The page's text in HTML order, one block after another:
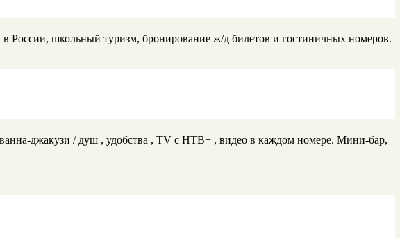
России, школьный туризм, бронирование ж/д билетов и гостиничных номеров.
джакузи / душ , удобства , TV с НТВ+ , видео в каждом номере. Мини-бар,